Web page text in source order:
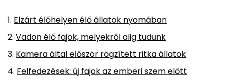
Elzárt élőhelyen élő állatok nyomában
Vadon élő fajok, melyekről alig tudunk
Kamera által először rögzített ritka állatok
Felfedezések: új fajok az emberi szem előtt